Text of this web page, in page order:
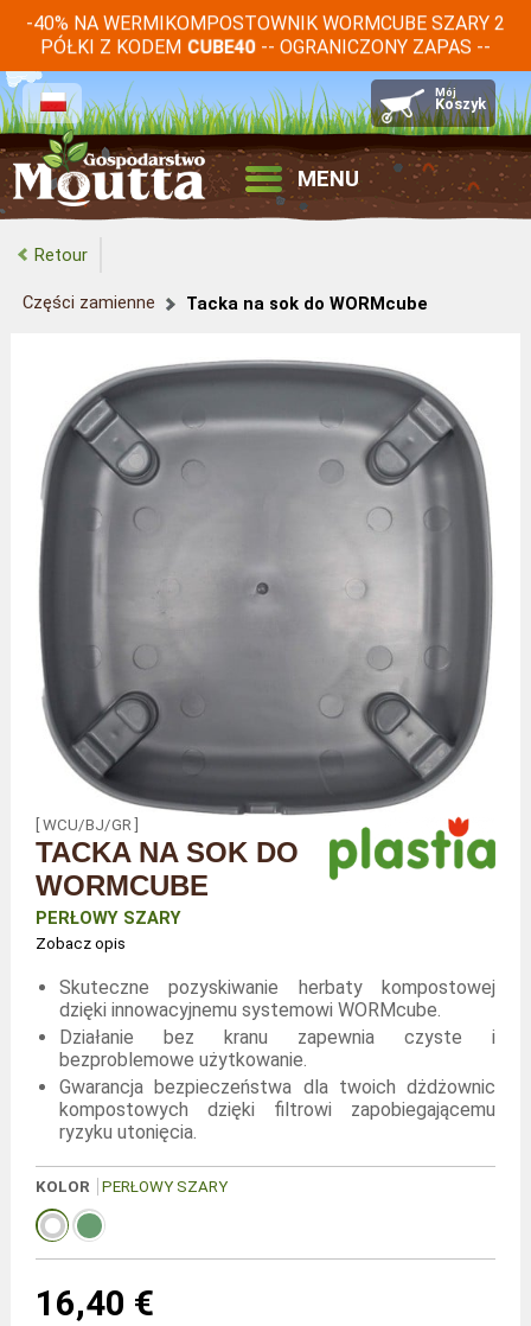
-40% NA WERMIKOMPOSTOWNIK WORMCUBE SZARY 2
PÓŁKI Z KODEM CUBE40 -- OGRANICZONY ZAPAS --
MENU
Retour
Części zamienne Tacka na sok do WORMcube
[ WCU/BJ/GR ]
TACKA NA SOK DO
WORMCUBE
PERŁOWY SZARY
Zobacz opis
Skuteczne pozyskiwanie herbaty kompostowej
dzięki innowacyjnemu systemowi WORMcube.
Działanie bez kranu zapewnia czyste i
bezproblemowe użytkowanie.
Gwarancja bezpieczeństwa dla twoich dżdżownic
kompostowych dzięki filtrowi zapobiegającemu
ryzyku utonięcia.
KOLOR PERŁOWY SZARY
16,40 €